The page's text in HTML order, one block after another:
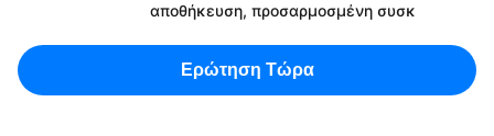
αποθήκευση, προσαρμοσμένη συσκ
Ερώτηση Τώρα